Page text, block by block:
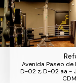
Avenida Paseo
D-02 z, D-02 aa -